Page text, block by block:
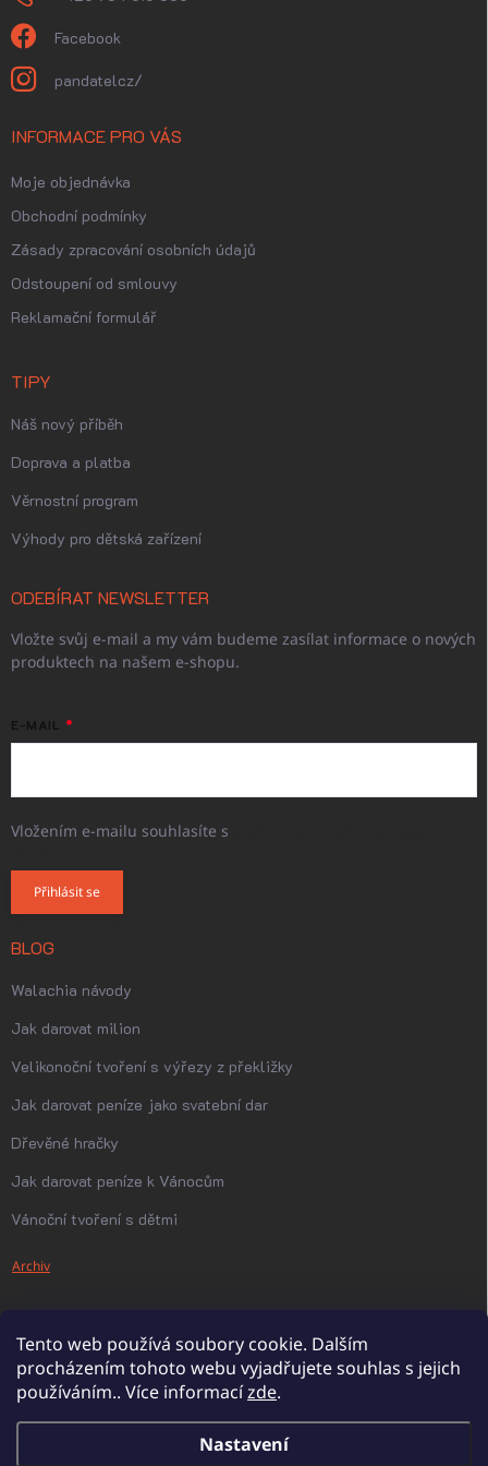
Tento web používá soubory cookie. Dalším
procházením tohoto webu vyjadřujete souhlas s jejich
používáním.. Více informacízde.
Nastavení
Facebook
pandatelcz/
INFORMACE PRO VÁS
Moje objednávka
Obchodní podmínky
Zásady zpracování osobních údajů
Odstoupení od smlouvy
Reklamační formulář
TIPY
Náš nový příběh
Doprava a platba
Věrnostní program
Výhody pro dětská zařízení
ODEBÍRAT NEWSLETTER
Vložte svůj e-mail a my vám budeme zasílat informace o nových
produktech na našem e-shopu.
E-MAIL
Vložením e-mailu souhlasíte s
Přihlásit se
BLOG
Walachia návody
Jak darovat milion
Velikonoční tvoření s výřezy z překližky
Jak darovat peníze jako svatební dar
Dřevěné hračky
Jak darovat peníze k Vánocům
Vánoční tvoření s dětmi
Archiv